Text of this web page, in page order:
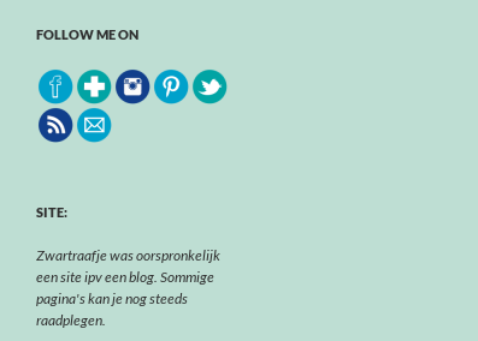
FOLLOW ME ON
SITE:
Zwartraafje was oorspronkelijk
een site ipv een blog. Sommige
pagina's kan je nog steeds
raadplegen.